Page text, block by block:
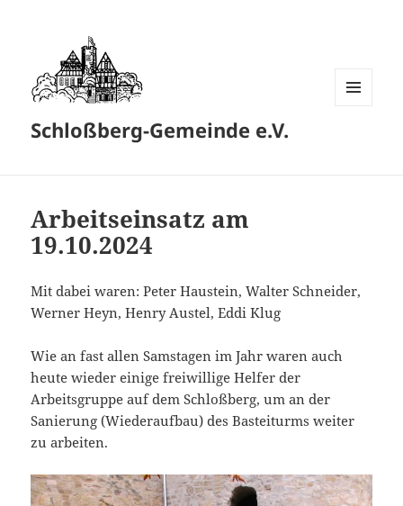
Schloßberg-Gemeinde e.V.
Arbeitseinsatz am
19.10.2024
Mit dabei waren: Peter Haustein, Walter Schneider,
Werner Heyn, Henry Austel, Eddi Klug
Wie an fast allen Samstagen im Jahr waren auch
heute wieder einige freiwillige Helfer der
Arbeitsgruppe auf dem Schloßberg, um an der
Sanierung (Wiederaufbau) des Basteiturms weiter
zu arbeiten.